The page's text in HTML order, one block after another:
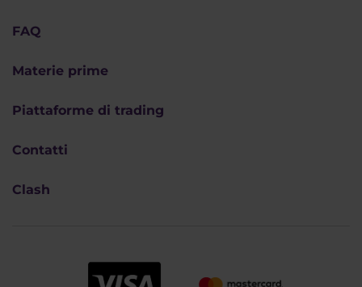
FAQ
Materie prime
Piattaforme di trading
Contatti
Clash